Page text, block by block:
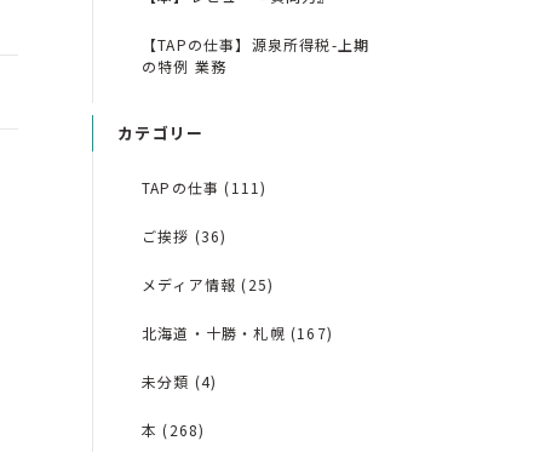
【TAPの仕事】源泉所得税-上期
の特例 業務
カテゴリー
TAPの仕事 (111)
ご挨拶 (36)
メディア情報 (25)
北海道・十勝・札幌 (167)
未分類 (4)
本 (268)